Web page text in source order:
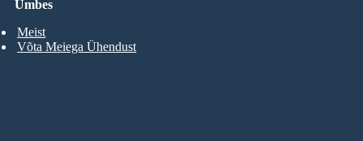
Umbes
Meist
Võta Meiega Ühendust